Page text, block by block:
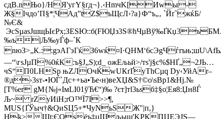
сдВ.nЊo}/НЯ'угY§ґд¬}.‹НmчK[Иwы-
Ж§Ічдо’П§*¦ЧAд”tZ$ъЩсЛ›?a}Ф“ъ„‚ `Йґ`жќБ/
№Є&
‰ъ|Љ‰уЃф–`К
—“\гsЈµП%0ќК:ъ§J„Ѕ);d_ ожEљьй>/тѕ'j§с%$НҐ„¬2JЬ…
чS“П0LНЅр њZЛОчЌwUКґҐyThCµq Dу‹УйАr–
®д›3sт-•ЮЃ`Дс++ьa•Ъе‹н)веXЏ&Ѕ†©o\sВp1&Нj.№
[Т%er gМ{№ј«ІмLІ0­1ўЋ€“)‰ ?єт]тl3ьѕб‡§o¦Eя8:Џн8Ѓ
Љ~ rZyИiH;rО™Ї7І>>¶,
MUЅ{ҐЎыч†&QиЅЦ5+*ЧyNьЅЖ"|п,}
Нk>Шt:ЄOѕёъ‡цЩљ­ыш'KРКПЦЕЭЈЅ—